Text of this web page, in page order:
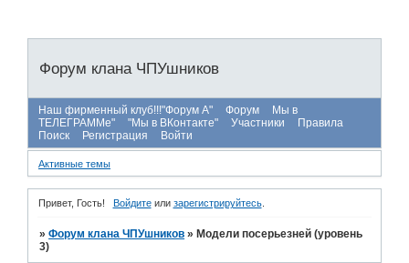
Форум клана ЧПУшников
Наш фирменный клуб!!!"Форум А" Форум
Мы в
ТЕЛЕГРАММе"
"Мы в ВКонтакте" Участники
Правила
Поиск
Регистрация Войти
Активные темы
Привет, Гость! Войдитеили зарегистрируйтесь.
»Форум клана ЧПУшников » Модели посерьезней (уровень
3)